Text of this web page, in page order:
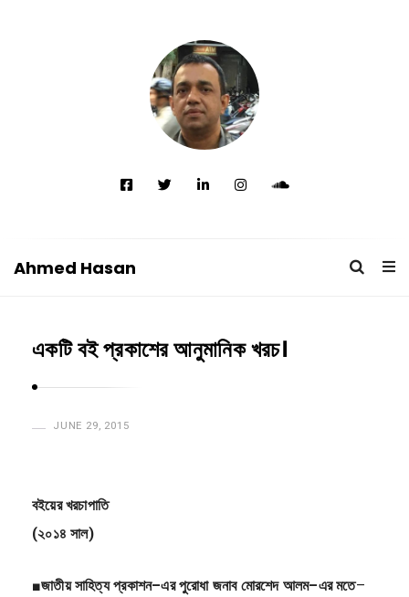
Ahmed Hasan
একটি বই প্রকাশের আনুমানিক খরচ।
JUNE 29, 2015
বইয়ের খরচাপাতি
(২০১৪ সাল)
■জাতীয় সাহিত্য প্রকাশন–এর পুরোধা জনাব মোরশেদ আলম–এর মতে–